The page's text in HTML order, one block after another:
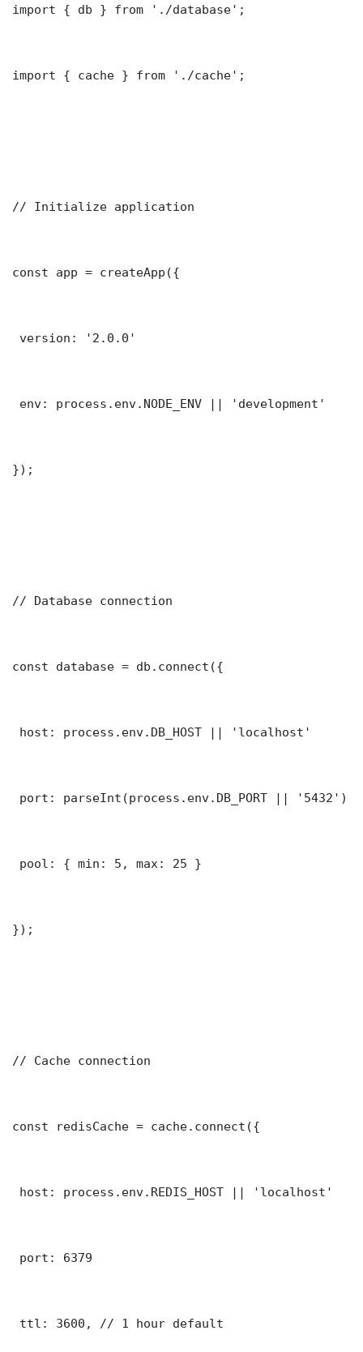
import { db } from './database';
import { cache } from './cache';
// Initialize application
const app = createApp({
version: '2.0.0'
env: process.env.NODE_ENV || 'development'
});
// Database connection
const database = db.connect({
host: process.env.DB_HOST || 'localhost'
port: parseInt(process.env.DB_PORT || '5432')
pool: { min: 5, max: 25 }
});
// Cache connection
const redisCache = cache.connect({
host: process.env.REDIS_HOST || 'localhost'
port: 6379
ttl: 3600, // 1 hour default